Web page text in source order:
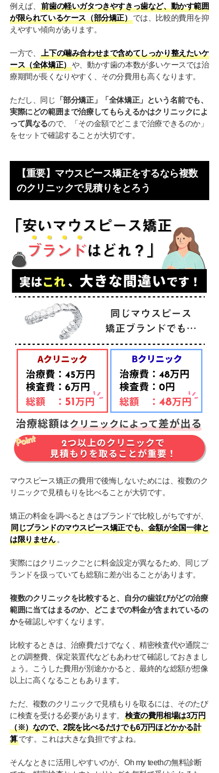
あなたは安いマウスピース矯正ができる？
例えば、前歯の軽いガタつきやすきっ歯など、動かす範囲
が限られているケース（部分矯正）では、比較的費用を抑
えやすい傾向があります。
一方で、上下の噛み合わせまで含めてしっかり整えたいケ
ース（全体矯正）や、動かす歯の本数が多いケースでは治
療期間が長くなりやすく、その分費用も高くなります。
ただし、同じ 「部分矯正」「全体矯正」という名前でも、
実際にどの範囲まで治療してもらえるかはクリニックによ
って異なるので、「その金額でどこまで治療できるのか」
をセットで確認することが大切です。
【重要】マウスピース矯正をするなら複数
のクリニックで見積りをとろう
マウスピース矯正の費用で後悔しないためには、複数のク
リニックで見積もりを比べることが大切です。
矯正の料金を調べるときはブランドで比較しがちですが、
同じブランドのマウスピース矯正でも、金額が全国一律と
は限りません 。
実際にはクリニックごとに料金設定が異なるため、同じブ
ランドを扱っていても総額に差が出ることがあります。
複数のクリニックを比較すると、自分の歯並びがどの治療
範囲に当てはまるのか、どこまでの料金が含まれているの
かを確認しやすくなります。
比較するときは、治療費だけでなく、精密検査代や通院ご
との調整費、保定装置代などもあわせて確認しておきまし
ょう。こうした費用が別途かかると、最終的な総額が想像
以上に高くなることもあります。
ただ、複数のクリニックで見積もりを取るには、そのたび
に検査を受ける必要があります。
検査の費用相場は3万円
（※）なので、2院を比べるだけでも6万円ほどかかる計
算です。これは大きな負担ですよね。
そんなときに活用しやすいのが、Oh my teethの無料診断